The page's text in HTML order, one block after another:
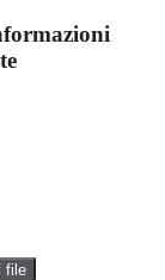
file